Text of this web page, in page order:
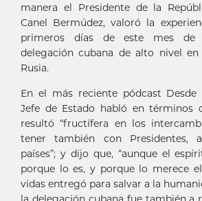
manera el Presidente de la
Canel Bermúdez, valoró la
primeros días de este mes de
delegación cubana de alto nivel
Rusia.
En el más reciente pódcast Desde
Jefe de Estado habló en términos
resultó “fructífera en los
tener también con Presidentes,
países”; y dijo que, “aunque el
porque lo es, y porque lo merece
vidas entregó para salvar a la